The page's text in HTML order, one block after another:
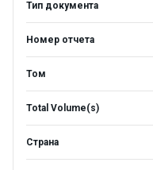
Тип документа
Номер отчета
Том
Total Volume(s)
Страна